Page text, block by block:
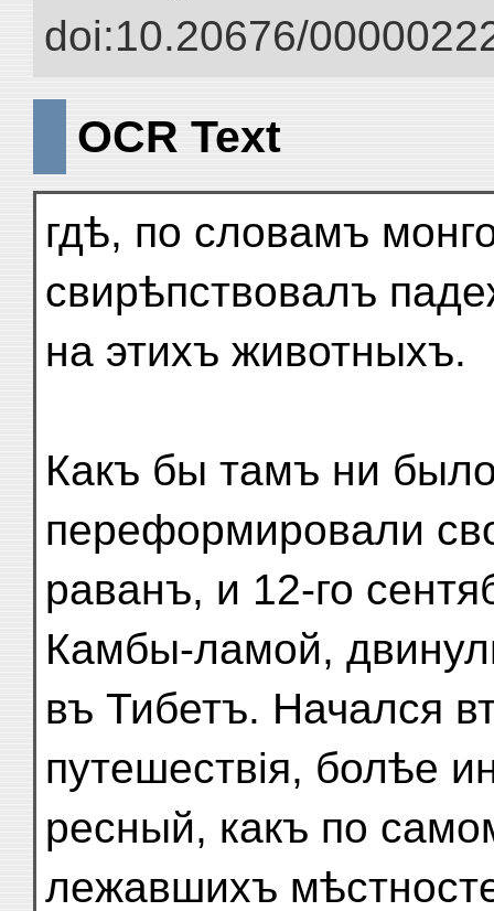
doi:10.20676/
OCR Text
гдѣ, по словамъ
свирѣпствовалъ
на этихъ животныхъ.
Какъ бы тамъ ни
переформировали
раванъ, и 12-го
Камбы-ламой,
въ Тибетъ. Начался
путешествія, болѣе
ресный, какъ по
лежавшихъ